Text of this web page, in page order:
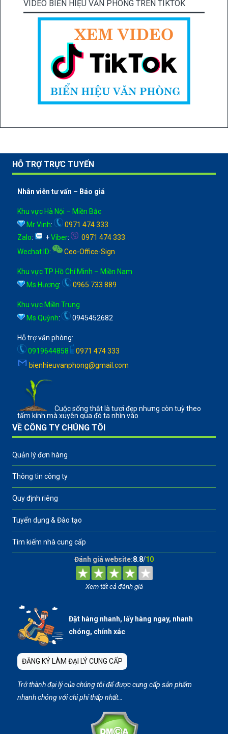
VIDEO BIỂN HIỆU VĂN PHÒNG TRÊN TIKTOK
HỖ TRỢ TRỰC TUYẾN
Nhân viên tư vấn – Báo giá
Khu vực Hà Nội – Miền Bắc
Mr Vinh:
0971 474 333
Zalo: +Viber:
0971 474 333
Wechat ID: Ceo-Office-Sign
Khu vực TP Hồ Chí Minh – Miền Nam
Ms Hương: 0965 733 889
Khu vực Miền Trung
Ms Quỳnh: 0945452682
Hỗ trợ văn phòng:
0919644858
0971 474 333
bienhieuvanphong@gmail.com
Cuộc sống thật là tươi đẹp nhưng còn tuỳ theo
tấm kính mà xuyên qua đó ta nhìn vào
VỀ CÔNG TY CHÚNG TÔI
Quản lý đơn hàng
Thông tin công ty
Quy định riêng
Tuyển dụng & Đào tạo
Tìm kiếm nhà cung cấp
Đánh giá website:8.8/10
Xem tất cả đánh giá
Đặt hàng nhanh, lấy hàng ngay, nhanh
chóng, chính xác
ĐĂNG KÝ LÀM ĐẠI LÝ CUNG CẤP
Trở thành đại lý của chúng tôi để được cung cấp sản phẩm
nhanh chóng với chi phí thấp nhất…